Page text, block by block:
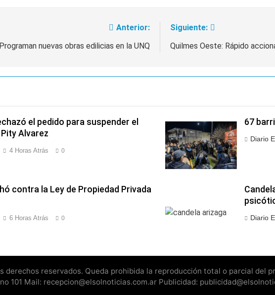
Cirujano Torácico: una especialidad clave para el cuidado de la salud
penalmente al abogado libertario que propuso tirar napalm sobre el
Anterior:
Programan nuevas obras edilicias en la UNQ
Siguiente:
Quilmes Oeste: Rápido
el pedido para suspender el
Alvarez
4 Horas Atrás 0
67
Diario
contra la Ley de Propiedad Privada
6 Horas Atrás 0 Diario
derechos reservados. Queda prohibida la reproducción total o parcial del
101 Mail: recepcion@elsolnoticias.com.ar Publicidad: